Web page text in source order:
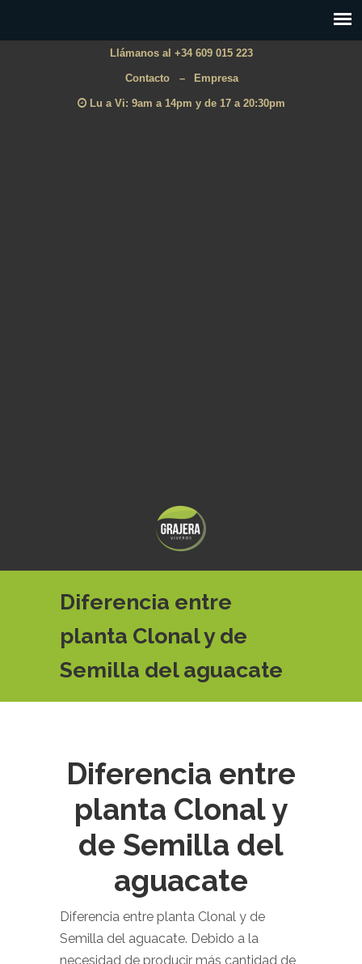
Llámanos al +34 609 015 223
Contacto – Empresa
Lu a Vi: 9am a 14pm y de 17 a 20:30pm
Diferencia entre
planta Clonal y de
Semilla del aguacate
Diferencia entre
planta Clonal y
de Semilla del
aguacate
Diferencia entre planta Clonal y de
Semilla del aguacate. Debido a la
necesidad de producir más cantidad de